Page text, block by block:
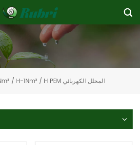
0.1Nm³ / H-1Nm³ / H PEM المحلل الكهربائي